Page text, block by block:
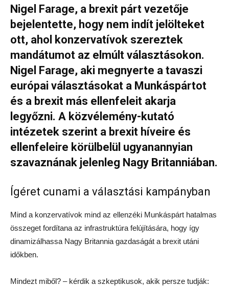
Nigel Farage, a brexit párt vezetője
bejelentette, hogy nem indít jelölteket
ott, ahol konzervatívok szereztek
mandátumot az elmúlt választásokon.
Nigel Farage, aki megnyerte a tavaszi
európai választásokat a Munkáspártot
és a brexit más ellenfeleit akarja
legyőzni. A közvélemény-kutató
intézetek szerint a brexit híveire és
ellenfeleire körülbelül ugyanannyian
szavaznának jelenleg Nagy Britanniában.
Ígéret cunami a választási kampányban
Mind a konzervatívok mind az ellenzéki Munkáspárt hatalmas
összeget fordítana az infrastruktúra felújítására, hogy így
dinamizálhassa Nagy Britannia gazdaságát a brexit utáni
időkben.
Mindezt miből? – kérdik a szkeptikusok, akik persze tudják: